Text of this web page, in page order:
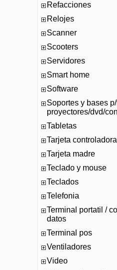
Refacciones
Relojes
Scanner
Scooters
Servidores
Smart home
Software
Soportes y bases
proyectores/dvd/
Tabletas
Tarjeta controladora
Tarjeta madre
Teclado y mouse
Teclados
Telefonia
Terminal portatil /
datos
Terminal pos
Ventiladores
Video